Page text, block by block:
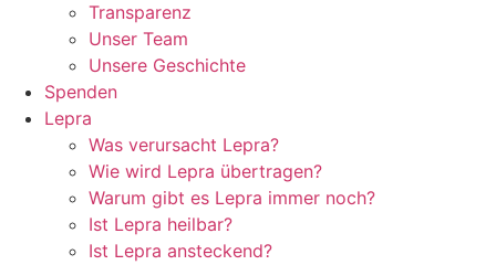
Transparenz
Unser Team
Unsere Geschichte
Spenden
Lepra
Was verursacht Lepra?
Wie wird Lepra übertragen?
Warum gibt es Lepra immer noch?
Ist Lepra heilbar?
Ist Lepra ansteckend?